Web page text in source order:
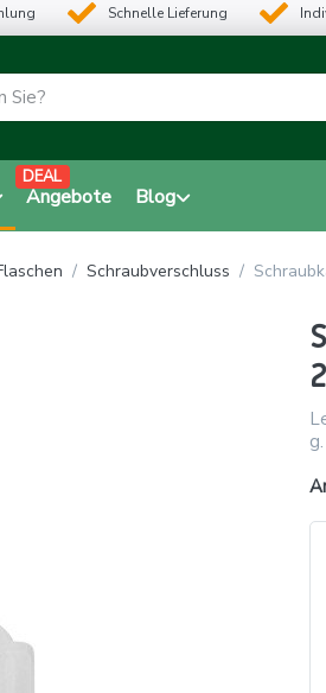
Schnelle Lieferung
Angebote
DEAL
Blog
Schraubverschluss
g.